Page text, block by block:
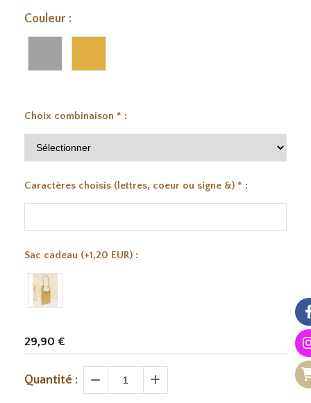
Couleur :
Choix combinaison * :
Caractères choisis (lettres, coeur ou signe &) * :
Sac cadeau (+1,20 EUR) :
29,90 €
Quantité :